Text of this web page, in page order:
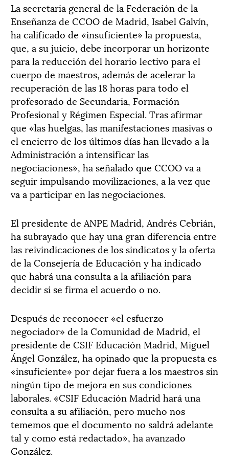
La secretaria general de la Federación de la
Enseñanza de CCOO de Madrid, Isabel Galvín,
ha calificado de «insuficiente» la propuesta,
que, a su juicio, debe incorporar un horizonte
para la reducción del horario lectivo para el
cuerpo de maestros, además de acelerar la
recuperación de las 18 horas para todo el
profesorado de Secundaria, Formación
Profesional y Régimen Especial. Tras afirmar
que «las huelgas, las manifestaciones masivas o
el encierro de los últimos días han llevado a la
Administración a intensificar las
negociaciones», ha señalado que CCOO va a
seguir impulsando movilizaciones, a la vez que
va a participar en las negociaciones.
El presidente de ANPE Madrid, Andrés Cebrián,
ha subrayado que hay una gran diferencia entre
las reivindicaciones de los sindicatos y la oferta
de la Consejería de Educación y ha indicado
que habrá una consulta a la afiliación para
decidir si se firma el acuerdo o no.
Después de reconocer «el esfuerzo
negociador» de la Comunidad de Madrid, el
presidente de CSIF Educación Madrid, Miguel
Ángel González, ha opinado que la propuesta es
«insuficiente» por dejar fuera a los maestros sin
ningún tipo de mejora en sus condiciones
laborales. «CSIF Educación Madrid hará una
consulta a su afiliación, pero mucho nos
tememos que el documento no saldrá adelante
tal y como está redactado», ha avanzado
González.